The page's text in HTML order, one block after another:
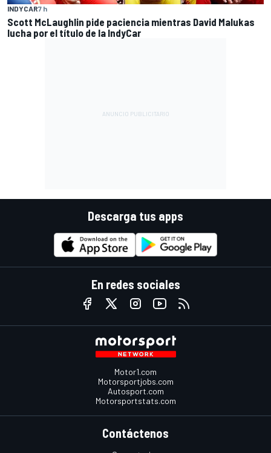
INDYCAR7 h
Scott McLaughlin pide paciencia mientras David Malukas
lucha por el título de la IndyCar
Descarga tus apps
En redes sociales
Motor1.com
Motorsportjobs.com
Autosport.com
Motorsportstats.com
Contáctenos